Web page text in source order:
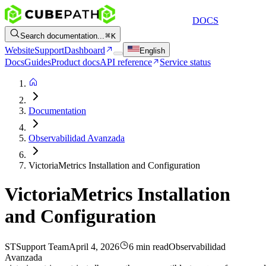
DOCS
Search documentation... K
WebsiteSupportDashboard English
DocsGuidesProduct docsAPI reference Service status
Documentation
Observabilidad Avanzada
VictoriaMetrics Installation and Configuration
VictoriaMetrics Installation
and Configuration
STSupport TeamApril 4, 2026 6 min readObservabilidad
Avanzada